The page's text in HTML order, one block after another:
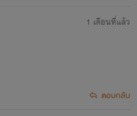
1 เดือนที่แล้ว
ตอบกลับ